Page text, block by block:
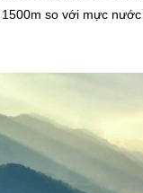
so với mực